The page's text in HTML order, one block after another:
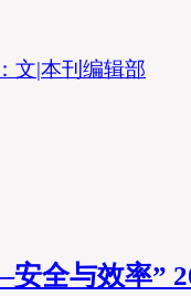
|本刊编辑部
全与效率”